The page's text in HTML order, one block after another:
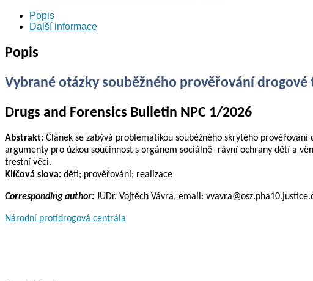
činnosti
činnosti
na
dětech
Popis
Další informace
Popis
Vybrané otázky souběžného prověřování
Drugs and Forensics Bulletin NPC 1/2026
Abstrakt: Článek se zabývá problematikou souběžného skrytého
argumenty pro úzkou součinnost s orgánem sociálně- rávní ochrany dětí a
trestní věci.
Klíčová slova: děti; prověřování; realizace
Corresponding author: JUDr. Vojtěch Vávra, email:
Národní protidrogová centrála